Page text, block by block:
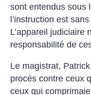
sont entendus sous
l’instruction est
L’appareil judiciaire
responsabilité de
Le magistrat,
procès contre ceux
ceux qui